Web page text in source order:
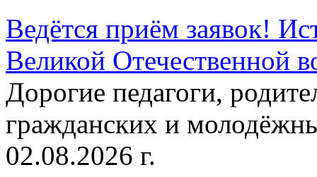
Ведётся приём заявок!
Великой Отечественной
Дорогие педагоги,
гражданских и
02.08.2026 г.